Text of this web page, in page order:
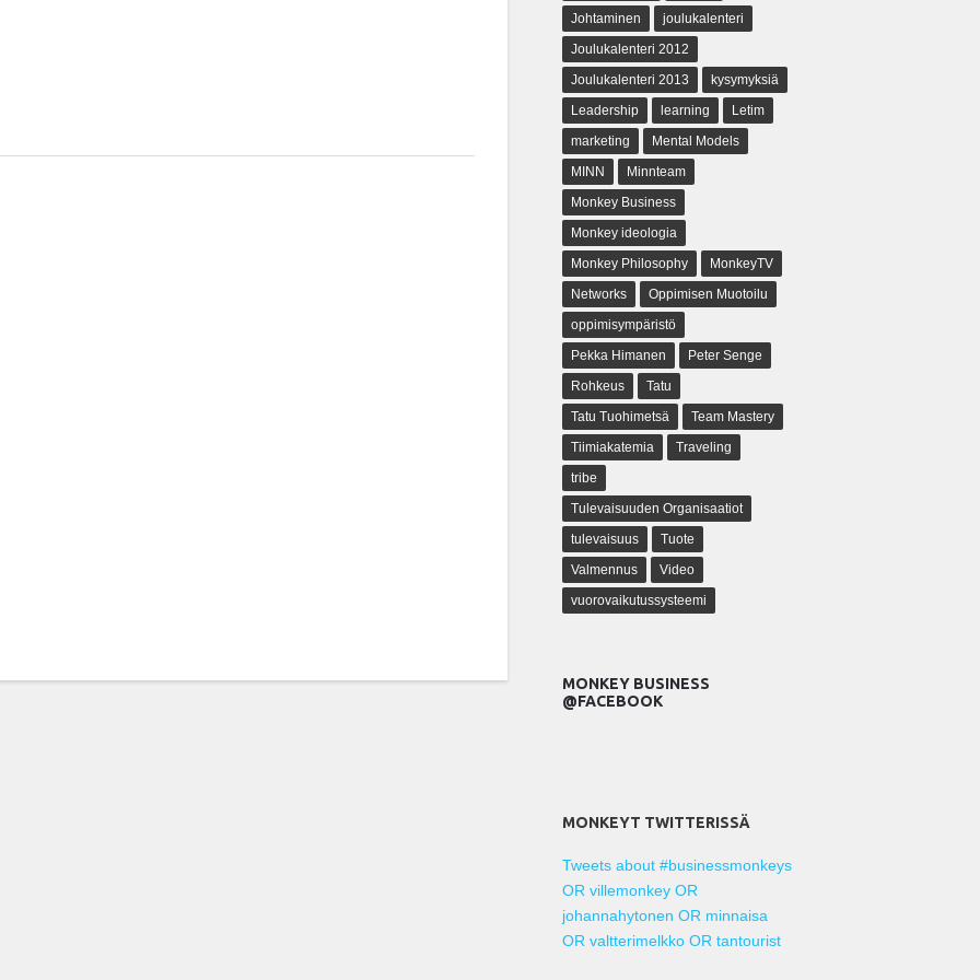
Johtaminen
joulukalenteri
Joulukalenteri 2012
Joulukalenteri 2013
kysymyksiä
Leadership
learning
Letim
marketing
Mental Models
MINN
Minnteam
Monkey Business
Monkey ideologia
Monkey Philosophy
MonkeyTV
Networks
Oppimisen Muotoilu
oppimisympäristö
Pekka Himanen
Peter Senge
Rohkeus
Tatu
Tatu Tuohimetsä
Team Mastery
Tiimiakatemia
Traveling
tribe
Tulevaisuuden Organisaatiot
tulevaisuus
Tuote
Valmennus
Video
vuorovaikutussysteemi
MONKEY BUSINESS
@FACEBOOK
MONKEYT TWITTERISSÄ
Tweets about #businessmonkeys
OR villemonkey OR
johannahytonen OR minnaisa
OR valtterimelkko OR tantourist